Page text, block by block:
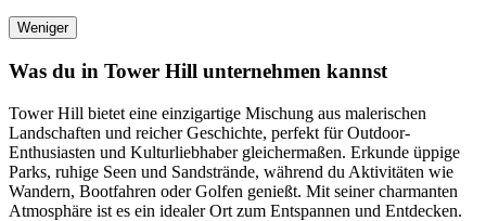
Weniger
Was du in Tower Hill unternehmen kannst
Tower Hill bietet eine einzigartige Mischung aus malerischen
Landschaften und reicher Geschichte, perfekt für Outdoor-
Enthusiasten und Kulturliebhaber gleichermaßen. Erkunde üppige
Parks, ruhige Seen und Sandstrände, während du Aktivitäten wie
Wandern, Bootfahren oder Golfen genießt. Mit seiner charmanten
Atmosphäre ist es ein idealer Ort zum Entspannen und Entdecken.